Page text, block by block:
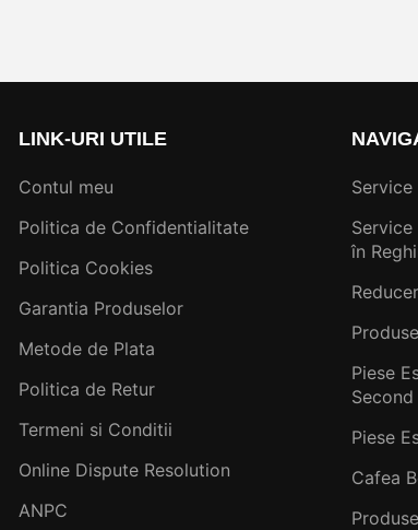
LINK-URI UTILE
Contul meu
Politica de Confidentialitate
Politica Cookies
Garantia Produselor
Metode de Plata
Politica de Retur
Termeni si Conditii
Online Dispute Resolution
ANPC
în
Produse
Piese
Second
Piese
Cafea